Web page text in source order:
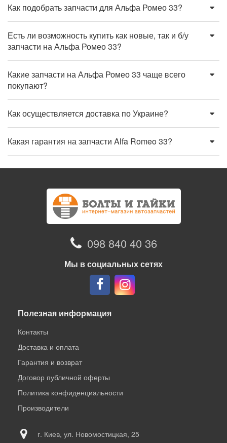
Как подобрать запчасти для Альфа Ромео 33?
Есть ли возможность купить как новые, так и б/у
запчасти на Альфа Ромео 33?
Какие запчасти на Альфа Ромео 33 чаще всего
покупают?
Как осуществляется доставка по Украине?
Какая гарантия на запчасти Alfa Romeo 33?
098 840 40 36
Мы в социальных сетях
Полезная информация
Контакты
Доставка и оплата
Гарантия и возврат
Договор публичной оферты
Политика конфиденциальности
Производители
г. Киев, ул. Новомостицкая, 25